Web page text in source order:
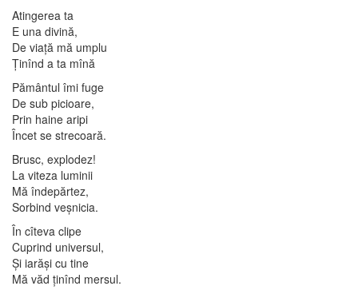
Atingerea ta
E una divină,
De viaţă mă umplu
Ţinînd a ta mînă
Pământul îmi fuge
De sub picioare,
Prin haine aripi
Încet se strecoară.
Brusc, explodez!
La viteza luminii
Mă îndepărtez,
Sorbind veşnicia.
În cîteva clipe
Cuprind universul,
Şi iarăşi cu tine
Mă văd ţinînd mersul.